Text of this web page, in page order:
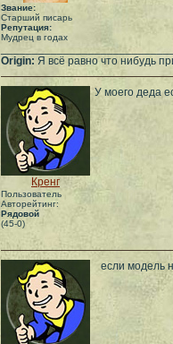
Звание:
Старший писарь
Репутация:
Мудрец в годах
Origin: Я всё равно что нибудь
Кренг
Пользователь
Авторейтинг:
Рядовой
(45-0)
У моего деда
если модель